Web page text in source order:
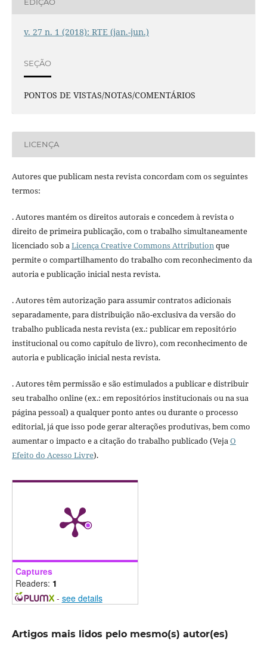
v. 27 n. 1 (2018): RTE (jan.-jun.)
SEÇÃO
PONTOS DE VISTAS/NOTAS/COMENTÁRIOS
LICENÇA
Autores que publicam nesta revista concordam com os seguintes
termos:
. Autores mantém os direitos autorais e concedem à revista o
direito de primeira publicação, com o trabalho simultaneamente
licenciado sob a Licença Creative Commons Attribution que
permite o compartilhamento do trabalho com reconhecimento da
autoria e publicação inicial nesta revista.
. Autores têm autorização para assumir contratos adicionais
separadamente, para distribuição não-exclusiva da versão do
trabalho publicada nesta revista (ex.: publicar em repositório
institucional ou como capítulo de livro), com reconhecimento de
autoria e publicação inicial nesta revista.
. Autores têm permissão e são estimulados a publicar e distribuir
seu trabalho online (ex.: em repositórios institucionais ou na sua
página pessoal) a qualquer ponto antes ou durante o processo
editorial, já que isso pode gerar alterações produtivas, bem como
aumentar o impacto e a citação do trabalho publicado (Veja O
Efeito do Acesso Livre).
Captures
Readers: 1
- see details
Artigos mais lidos pelo mesmo(s) autor(es)